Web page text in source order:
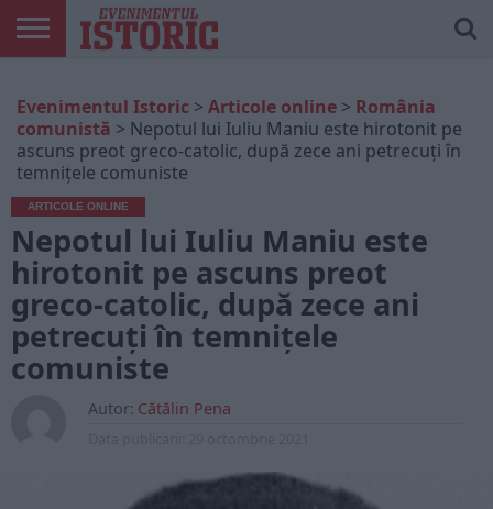
ONLINE
EDIȚII
TIPĂRITE
ISTORIC
PLAY
CONTUL
MEU
Evenimentul Istoric > Articole online > România
comunistă > Nepotul lui Iuliu Maniu este hirotonit pe
ascuns preot greco-catolic, după zece ani petrecuți în
temnițele comuniste
ARTICOLE ONLINE
Nepotul lui Iuliu Maniu este
hirotonit pe ascuns preot
greco-catolic, după zece ani
petrecuți în temnițele
comuniste
Autor: Cătălin Pena